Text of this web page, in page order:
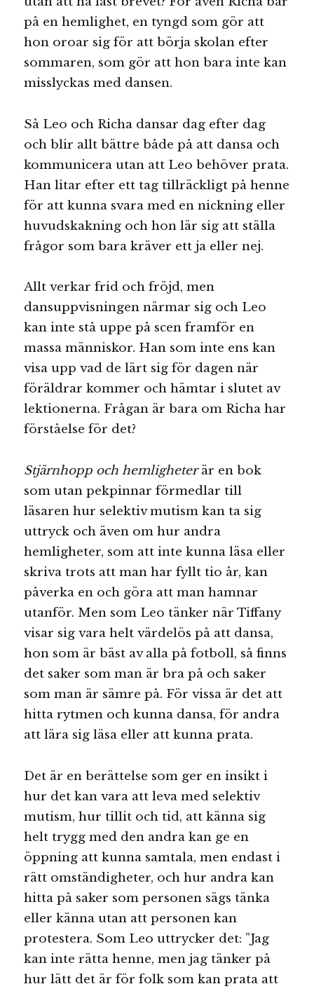
på en hemlighet, en tyngd som gör att
hon oroar sig för att börja skolan efter
sommaren, som gör att hon bara inte kan
misslyckas med dansen.
Så Leo och Richa dansar dag efter dag
och blir allt bättre både på att dansa och
kommunicera utan att Leo behöver prata.
Han litar efter ett tag tillräckligt på henne
för att kunna svara med en nickning eller
huvudskakning och hon lär sig att ställa
frågor som bara kräver ett ja eller nej.
Allt verkar frid och fröjd, men
dansuppvisningen närmar sig och Leo
kan inte stå uppe på scen framför en
massa människor. Han som inte ens kan
visa upp vad de lärt sig för dagen när
föräldrar kommer och hämtar i slutet av
lektionerna. Frågan är bara om Richa har
förståelse för det?
Stjärnhopp och hemligheterär en bok
som utan pekpinnar förmedlar till
läsaren hur selektiv mutism kan ta sig
uttryck och även om hur andra
hemligheter, som att inte kunna läsa eller
skriva trots att man har fyllt tio år, kan
påverka en och göra att man hamnar
utanför. Men som Leo tänker när Tiffany
visar sig vara helt värdelös på att dansa,
hon som är bäst av alla på fotboll, så finns
det saker som man är bra på och saker
som man är sämre på. För vissa är det att
hitta rytmen och kunna dansa, för andra
att lära sig läsa eller att kunna prata.
Det är en berättelse som ger en insikt i
hur det kan vara att leva med selektiv
mutism, hur tillit och tid, att känna sig
helt trygg med den andra kan ge en
öppning att kunna samtala, men endast i
rätt omständigheter, och hur andra kan
hitta på saker som personen sägs tänka
eller känna utan att personen kan
protestera. Som Leo uttrycker det: ”Jag
kan inte rätta henne, men jag tänker på
hur lätt det är för folk som kan prata att